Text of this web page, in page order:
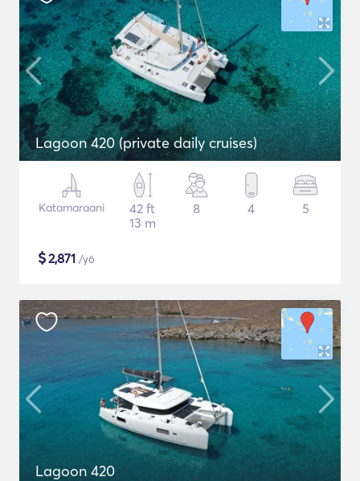
Lagoon 420 (private daily cruises)
Katamaraani
42 ft
13 m
8 4 5
$2,871 /yö
Lagoon 420